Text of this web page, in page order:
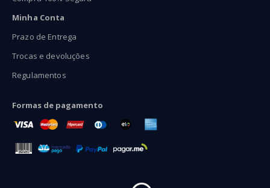
Minha Conta
Prazo de Entrega
Trocas e devoluções
Regulamentos
Formas de pagamento